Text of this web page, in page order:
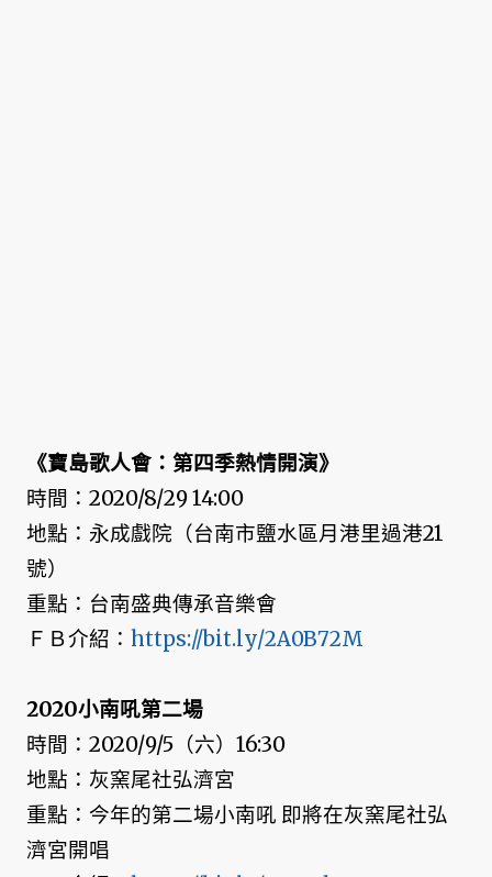
《寶島歌人會：第四季熱情開演》
時間：2020/8/29 14:00
地點：永成戲院（台南市鹽水區月港里過港21
號）
重點：台南盛典傳承音樂會
ＦＢ介紹： https://bit.ly/2A0B72M
2020小南吼第二場
時間：2020/9/5（六）16:30
地點：灰窯尾社弘濟宮
重點：今年的第二場小南吼 即將在灰窯尾社弘
濟宮開唱